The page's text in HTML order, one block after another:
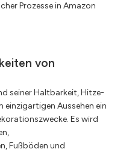
Prozesse in Amazon
von
seiner Haltbarkeit, Hitze-
Aussehen ein
Es wird
Fußböden und